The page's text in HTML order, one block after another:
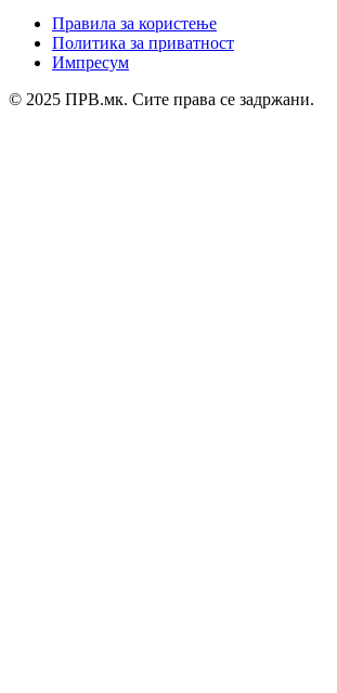
Правила за користење
Политика за приватност
Импресум
© 2025 ПРВ.мк. Сите права се задржани.